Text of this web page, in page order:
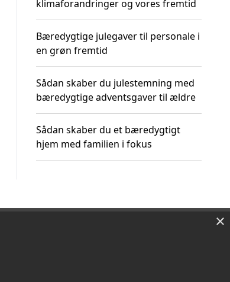
klimaforandringer og vores fremtid
Bæredygtige julegaver til personale i
en grøn fremtid
Sådan skaber du julestemning med
bæredygtige adventsgaver til ældre
Sådan skaber du et bæredygtigt
hjem med familien i fokus
×